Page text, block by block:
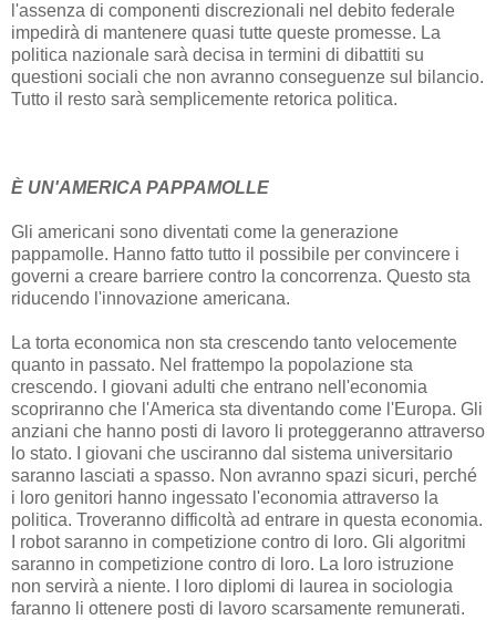
l'assenza di componenti discrezionali nel debito federale
impedirà di mantenere quasi tutte queste promesse. La
politica nazionale sarà decisa in termini di dibattiti su
questioni sociali che non avranno conseguenze sul bilancio.
Tutto il resto sarà semplicemente retorica politica.
È UN'AMERICA PAPPAMOLLE
Gli americani sono diventati come la generazione
pappamolle. Hanno fatto tutto il possibile per convincere i
governi a creare barriere contro la concorrenza. Questo sta
riducendo l'innovazione americana.
La torta economica non sta crescendo tanto velocemente
quanto in passato. Nel frattempo la popolazione sta
crescendo. I giovani adulti che entrano nell'economia
scopriranno che l'America sta diventando come l'Europa. Gli
anziani che hanno posti di lavoro li proteggeranno attraverso
lo stato. I giovani che usciranno dal sistema universitario
saranno lasciati a spasso. Non avranno spazi sicuri, perché
i loro genitori hanno ingessato l'economia attraverso la
politica. Troveranno difficoltà ad entrare in questa economia.
I robot saranno in competizione contro di loro. Gli algoritmi
saranno in competizione contro di loro. La loro istruzione
non servirà a niente. I loro diplomi di laurea in sociologia
faranno li ottenere posti di lavoro scarsamente remunerati.